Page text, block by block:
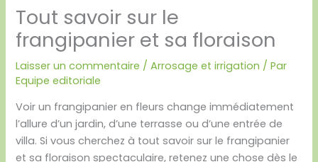
Tout savoir sur le
frangipanier et sa floraison
Laisser un commentaire /Arrosage et irrigation / Par
Equipe editoriale
Voir un frangipanier en fleurs change immédiatement
l’allure d’un jardin, d’une terrasse ou d’une entrée de
villa. Si vous cherchez à tout savoir sur le frangipanier
et sa floraison spectaculaire, retenez une chose dès le